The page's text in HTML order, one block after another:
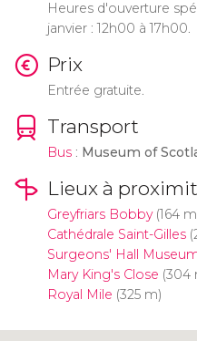
Heures d'ouverture
janvier : 12h00 à 17h00.
Prix
Entrée gratuite.
Transport
Bus: Museum of
Lieux à
Greyfriars Bobby(164
Cathédrale Saint-Gilles
Surgeons' Hall
Mary King's Close (304
Royal Mile (325 m)